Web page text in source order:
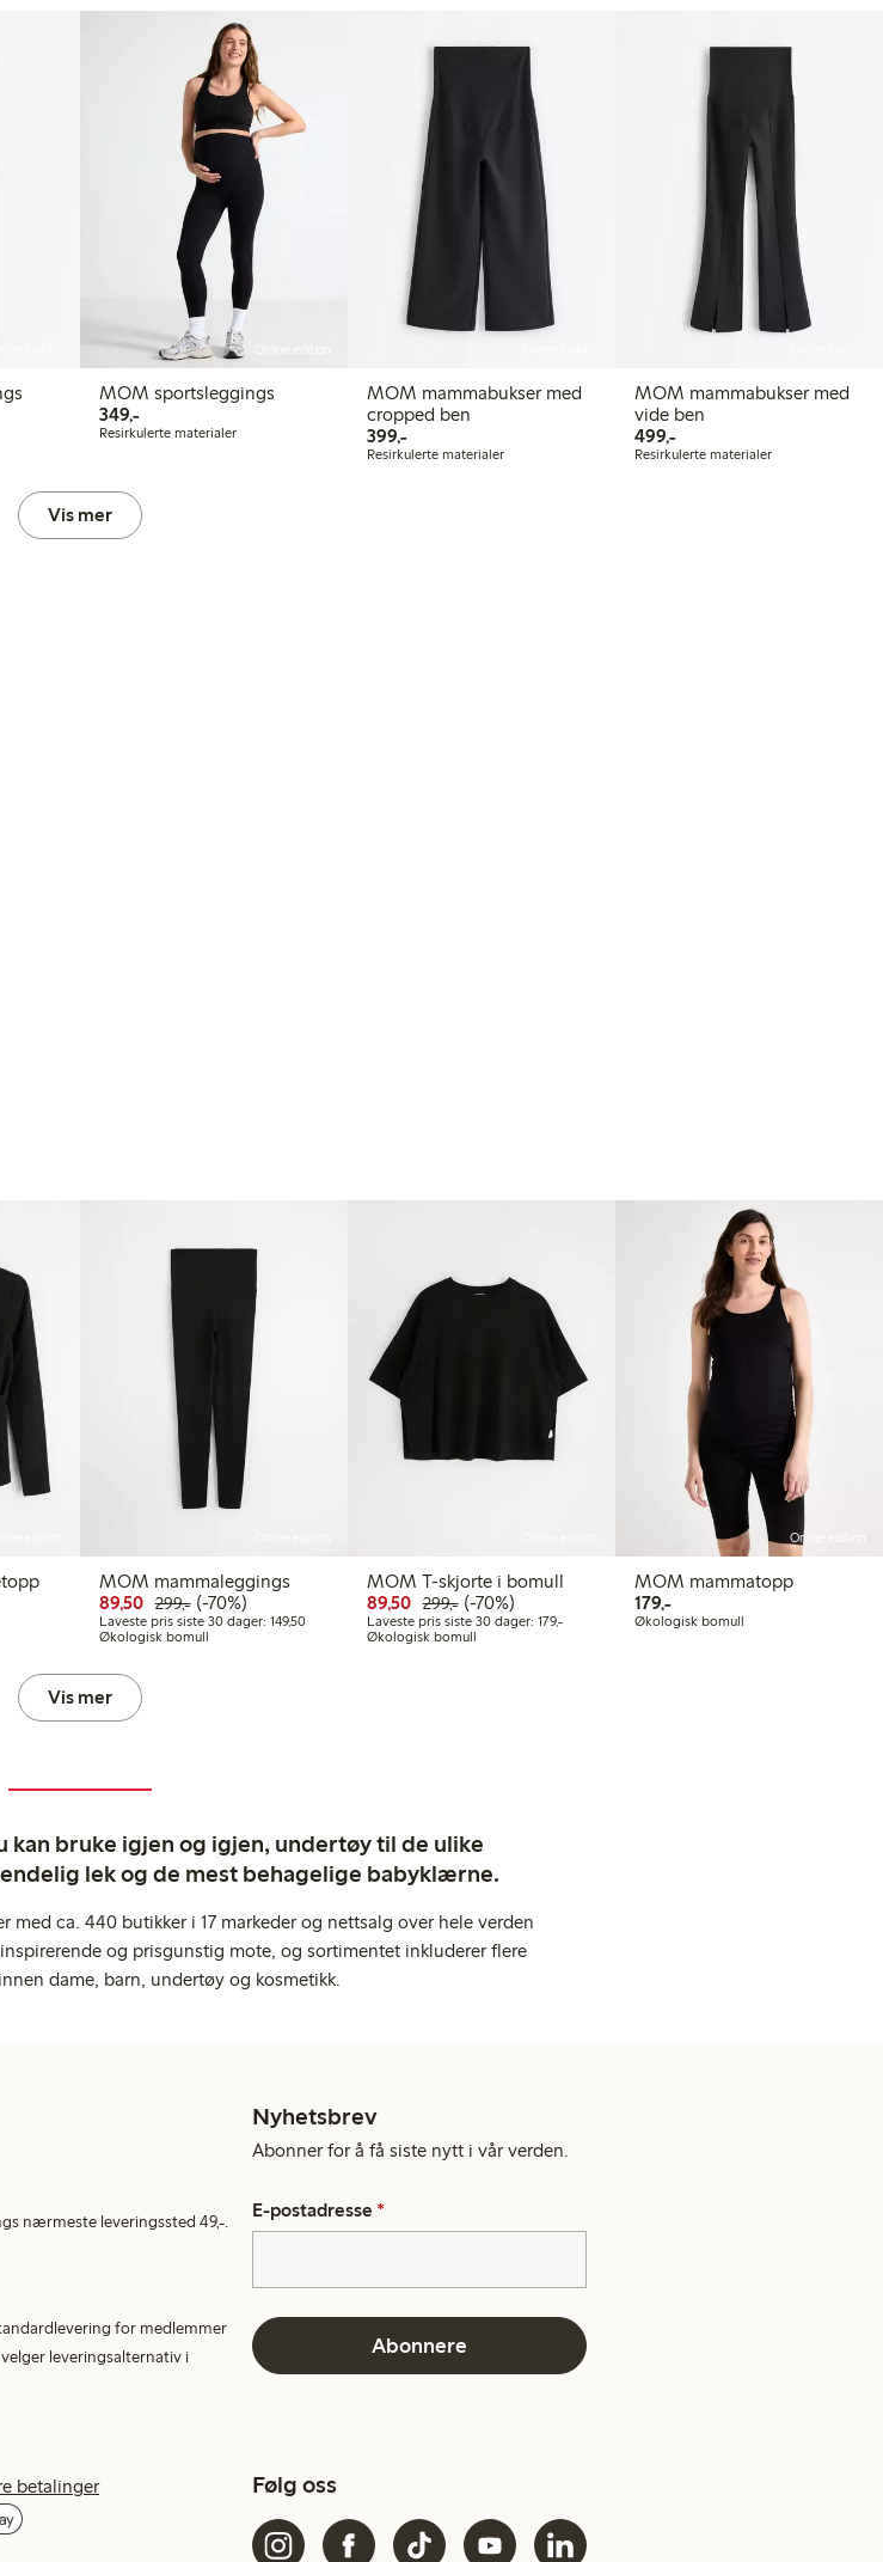
MOM sportsleggings
349,-349,00 kr
Resirkulerte materialer
MOM mammabukser med
cropped ben
399,-399,00 kr
Resirkulerte materialer
MOM mammabukser med
vide ben
499,-499,00 kr
Resirkulerte materialer
Vis mer
MOM mammaleggings
89,50 Rabattert pris: 89,50 kr
299,-Vanlig pris: 299,00 kr
70% rabatt
(-70%)
Laveste pris siste 30 dager: 149,50Laveste pris siste 30 dager: 149,50 kr
Økologisk bomull
MOM T-skjorte i bomull
89,50 Rabattert pris: 89,50 kr
299,-Vanlig pris: 299,00 kr
70% rabatt
(-70%)
Laveste pris siste 30 dager: 179,-Laveste pris siste 30 dager: 179,00 kr
Økologisk bomull
Online edition
MOM mammatopp
179,-179,00 kr
Økologisk bomull
Vis mer
bruke igjen og igjen, undertøy til de ulike
lek og de mest behagelige babyklærne.
med ca. 440 butikker i 17 markeder og nettsalg over hele verden
og prisgunstig mote, og sortimentet inkluderer flere
dame, barn, undertøy og kosmetikk.
nærmeste leveringssted 49,-.
for medlemmer
leveringsalternativ i
Nyhetsbrev
Abonner for å få siste nytt i vår verden.
E-postadresse *
Abonnere
betalinger Følg oss